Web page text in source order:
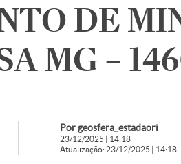
DE
MG –
Por geosfera_estadaori
23/12/2025 | 14:18
Atualização: 23/12/2025 | 14:18